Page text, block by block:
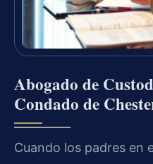
Abogado de
Condado de
Cuando los padres en